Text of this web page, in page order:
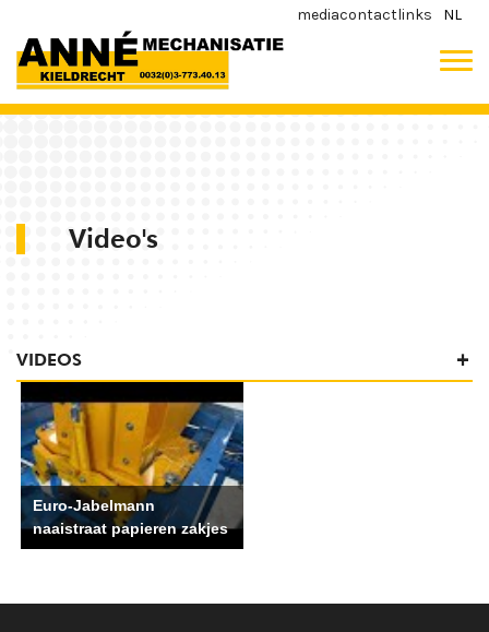
mediacontactlinks NL
Video's
VIDEOS
Euro-Jabelmann
naaistraat papieren zakjes